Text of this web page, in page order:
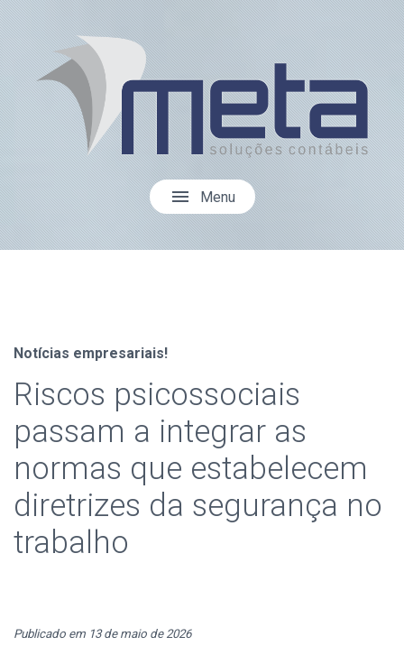
menu Menu
Notícias empresariais!
Riscos psicossociais
passam a integrar as
normas que estabelecem
diretrizes da segurança no
trabalho
Publicado em 13 de maio de 2026